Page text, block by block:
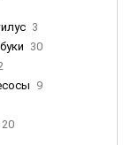
3
30
9
20